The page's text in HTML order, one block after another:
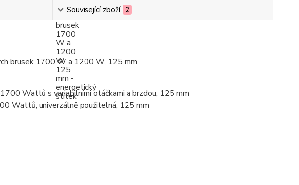
Související zboží 2
brusek 1700 W a 1200 W, 125 mm
Wattů s variabilními otáčkami a brzdou, 125 mm
Wattů, univerzálně použitelná, 125 mm